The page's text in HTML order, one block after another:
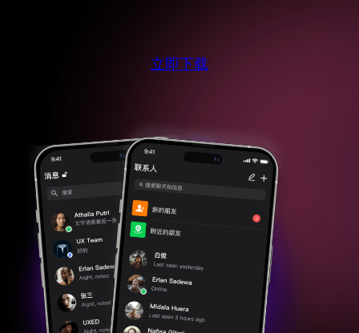
立即下载